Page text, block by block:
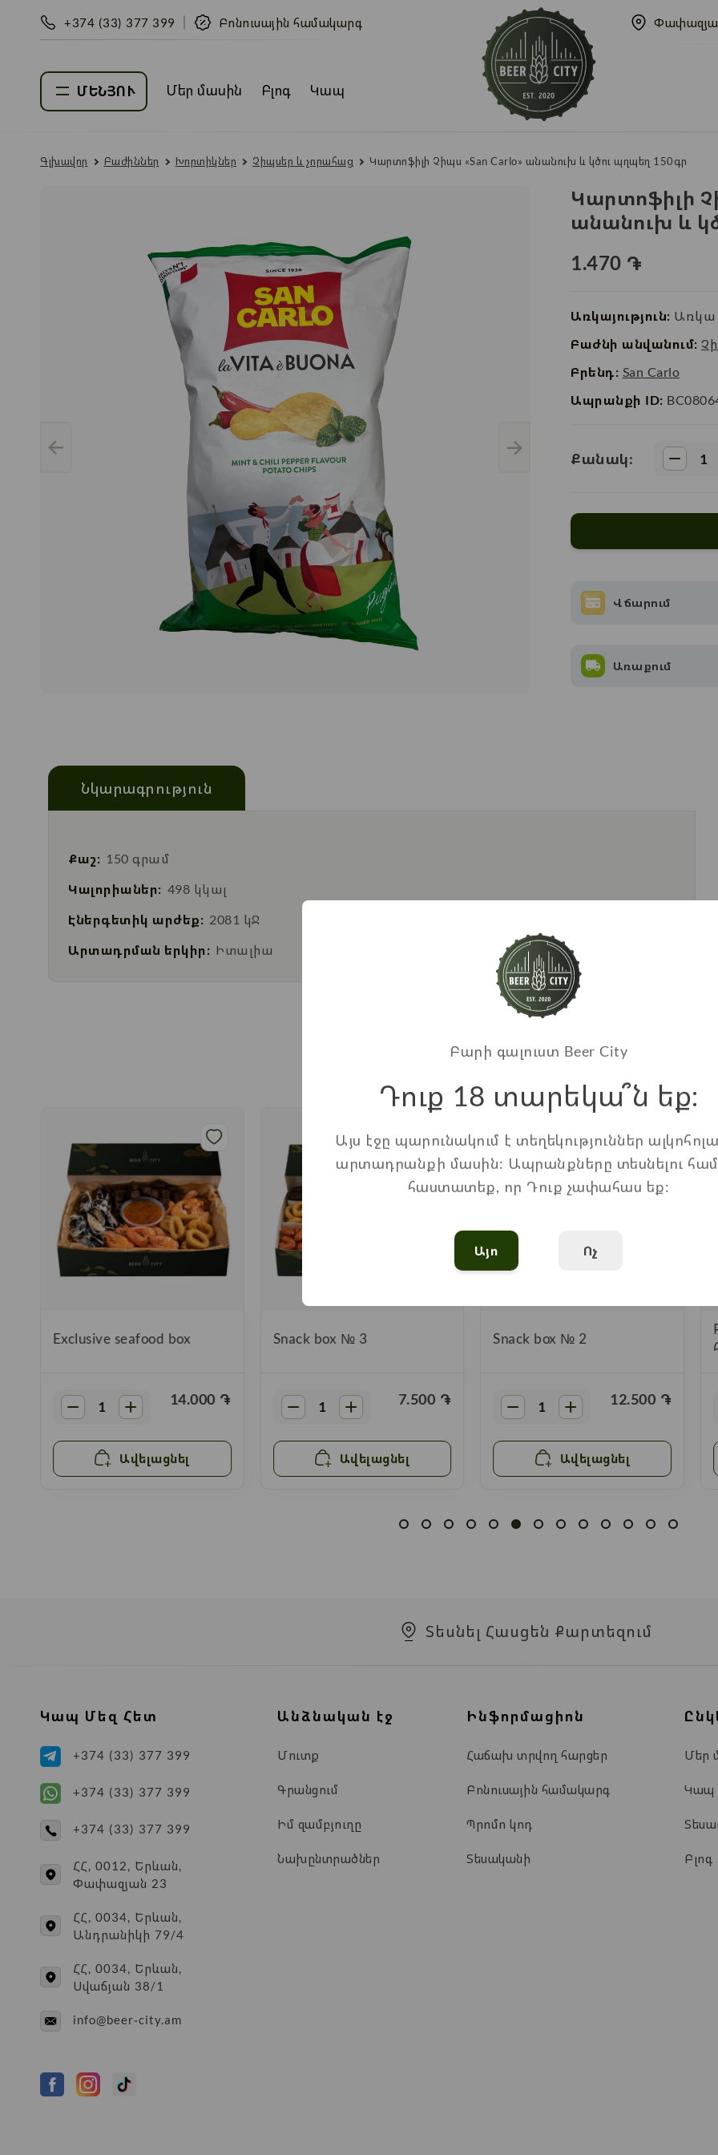
+374 (33) 377 399 Բոնուսային համակարգ
ՄԵՆՅՈՒ Մեր մասին Բլոգ Կապ
Գլխավոր Բաժիններ Խորտիկներ Չիպսեր և չորահաց Կարտոֆիլի Չիպս «San Carlo» անանուխ և կծու պղպեղ 150գր
Կարտոֆիլի
անանուխ և
1.470 ֏
Առկայություն: Առկա
Բաժնի անվանում:
Բրենդ: San Carlo
Ապրանքի ID:
Քանակ:
Վճարում
Առաքում
Նկարագրություն
Քաշ: 150 գրամ
Կալորիաներ: 498 կկալ
Էներգետիկ արժեք: 2081 կՋ
Արտադրման երկիր: Իտալիա
Առաջարկվող ապրանքներ
Exclusive seafood box
14.000 ֏
Ավելացնել
Snack box № 3
7.500 ֏
Ավելացնել
Snack box № 2
12.500 ֏
Ավելացնել
Տեսնել Հասցեն Քարտեզում
Կապ Մեզ Հետ
+374 (33) 377 399
+374 (33) 377 399
+374 (33) 377 399
ՀՀ, 0012, Երևան,
Փափազյան 23
ՀՀ, 0034, Երևան,
Անդրանիկի 79/4
ՀՀ, 0034, Երևան,
Սվաճյան 38/1
info@beer-city.am
Անձնական էջ
Մուտք
Գրանցում
Իմ զամբյուղը
Նախընտրածներ
Ինֆորմացիոն
Հաճախ տրվող հարցեր
Բոնուսային համակարգ
Պրոմո կոդ
Տեսականի
Մեր
Կապ
Բլոգ
Բարի գալուստ Beer City
Դուք 18 տարեկա՞ն եք։
Այս էջը պարունակում է տեղեկություններ
արտադրանքի մասին: Ապրանքները տեսնելու
հաստատեք, որ Դուք չափահաս եք:
Այո Ոչ